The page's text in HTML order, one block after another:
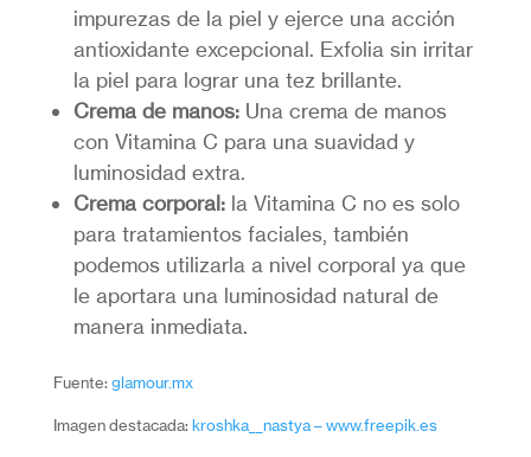
impurezas de la piel y ejerce una acción
antioxidante excepcional. Exfolia sin irritar
la piel para lograr una tez brillante.
Crema de manos: Una crema de manos
con Vitamina C para una suavidad y
luminosidad extra.
Crema corporal: la Vitamina C no es solo
para tratamientos faciales, también
podemos utilizarla a nivel corporal ya que
le aportara una luminosidad natural de
manera inmediata.
Fuente: glamour.mx
Imagen destacada: kroshka__nastya – www.freepik.es